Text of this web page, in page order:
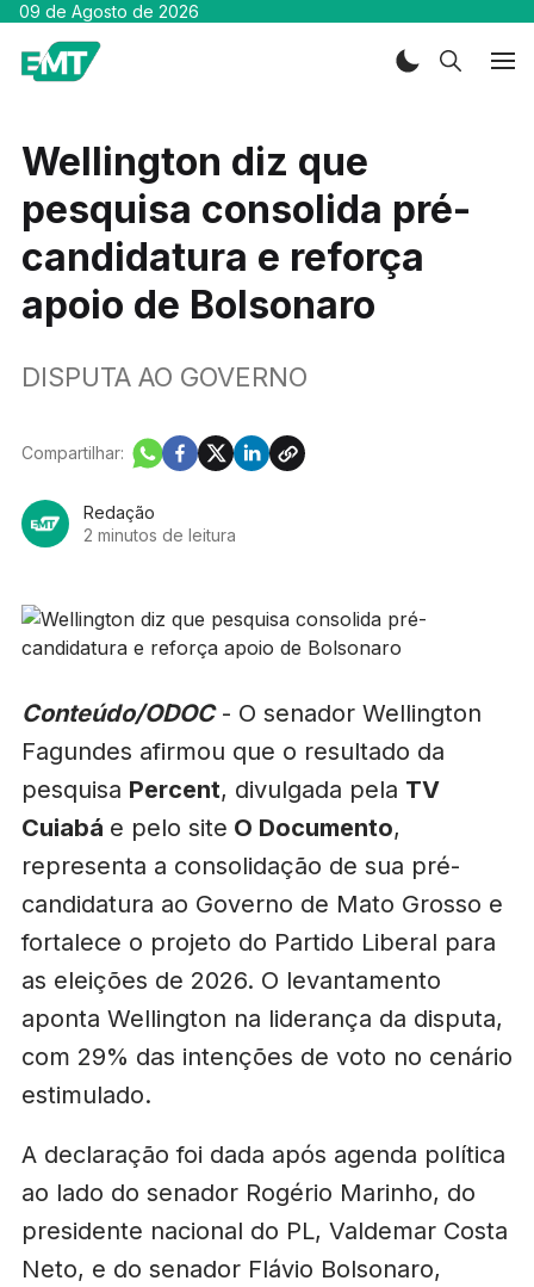
09 de Agosto de 2026
Wellington diz que
pesquisa consolida pré-
candidatura e reforça
apoio de Bolsonaro
DISPUTA AO GOVERNO
Redação
2 minutos de leitura
Compartilhar:
Conteúdo/ODOC- O senador Wellington
Fagundes afirmou que o resultado da
pesquisa Percent, divulgada pela TV
Cuiabá e pelo site O Documento,
representa a consolidação de sua pré-
candidatura ao Governo de Mato Grosso e
fortalece o projeto do Partido Liberal para
as eleições de 2026. O levantamento
aponta Wellington na liderança da disputa,
com 29% das intenções de voto no cenário
estimulado.
A declaração foi dada após agenda política
ao lado do senador Rogério Marinho, do
presidente nacional do PL, Valdemar Costa
Neto, e do senador Flávio Bolsonaro,